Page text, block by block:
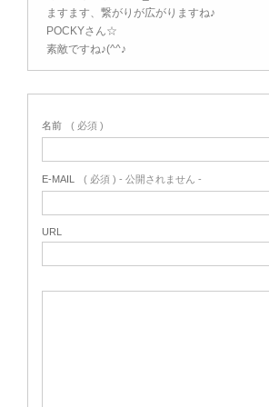
ますます、繋がりが広がりますね♪
POCKYさん☆
素敵ですね♪(^^♪
名前 ( 必須 )
E-MAIL ( 必須 ) - 公開されません -
URL